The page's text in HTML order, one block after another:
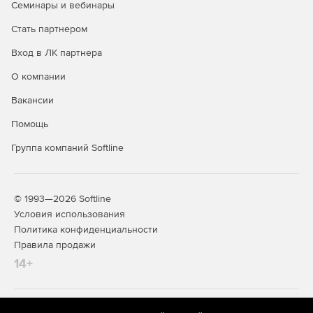
фильтрует входящий и исходящий интернет-трафик
средства контроля доступа на базе политик.
сканер поддерживает белые списки и тем самым
Процесс сканирования практически не влияет на
режиме автоматически определяется, когда ноутбук
Управление исправлениями. Решение позволяет
управлять критическими исправлениями eScan
MicroWorld и Microsoft для установки новейших патчей
на всех клиентах в сети.
Семинары и вебинары
Стать партнером
Вход в ЛК партнера
О компании
Вакансии
Помощь
Группа компаний Softline
© 1993—2026 Softline
Условия использования
Политика конфиденциальности
Правила продажи
14+